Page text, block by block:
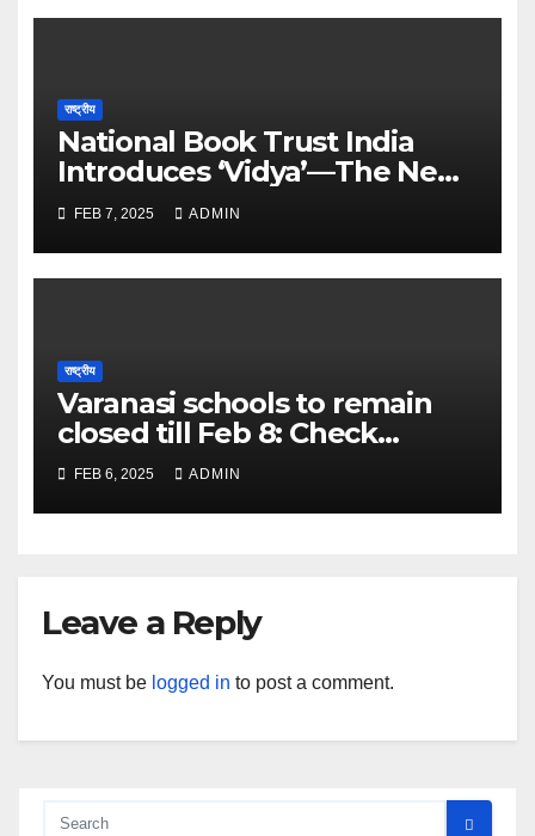
राष्ट्रीय
National Book Trust India
Introduces ‘Vidya’—The New
Face of Learning and
Discovery – The Times of
India
FEB 7, 2025 ADMIN
राष्ट्रीय
Varanasi schools to remain
closed till Feb 8: Check
details here – The Times of
India
FEB 6, 2025 ADMIN
Leave a Reply
You must be logged in to post a comment.